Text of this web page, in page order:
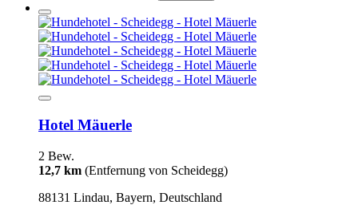
Hotel Mäuerle
2 Bew.
12,7 km (Entfernung von Scheidegg)
88131 Lindau, Bayern, Deutschland